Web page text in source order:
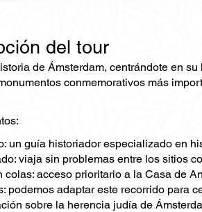
del tour
de Ámsterdam, centrándote en
conmemorativos más
un guía historiador especializado en
viaja sin problemas entre los sitios
colas: acceso prioritario a la Casa de
podemos adaptar este recorrido para
sobre la herencia judía de